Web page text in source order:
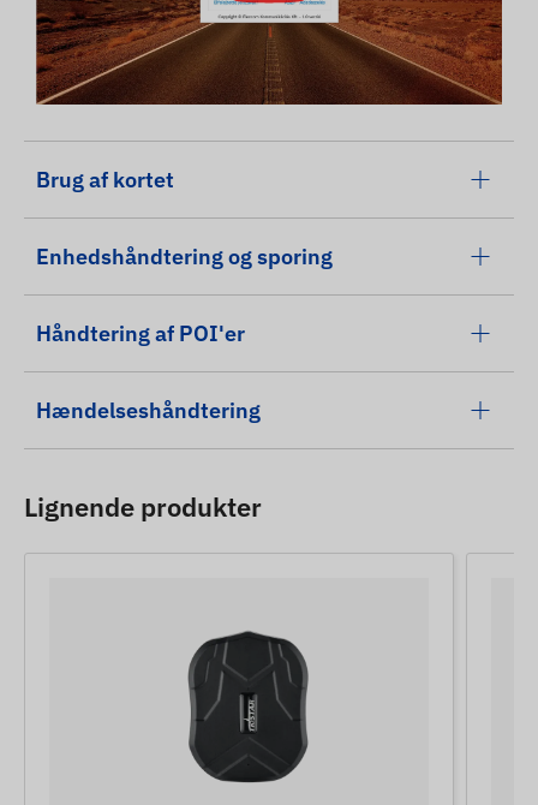
Brug af kortet
Enhedshåndtering og sporing
Håndtering af POI'er
Hændelseshåndtering
Lignende produkter